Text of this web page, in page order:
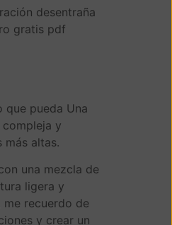
desentraña
gratis pdf
pueda Una
y
más altas.
una mezcla de
ligera y
recuerdo de
y crear un